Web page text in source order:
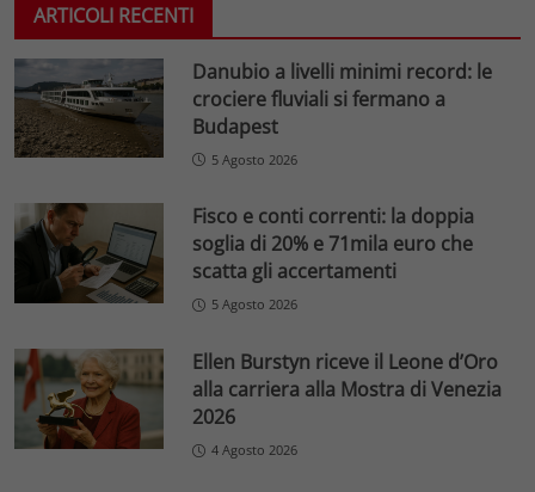
ARTICOLI RECENTI
Danubio a livelli minimi record: le
crociere fluviali si fermano a
Budapest
5 Agosto 2026
Fisco e conti correnti: la doppia
soglia di 20% e 71mila euro che
scatta gli accertamenti
5 Agosto 2026
Ellen Burstyn riceve il Leone d’Oro
alla carriera alla Mostra di Venezia
2026
4 Agosto 2026